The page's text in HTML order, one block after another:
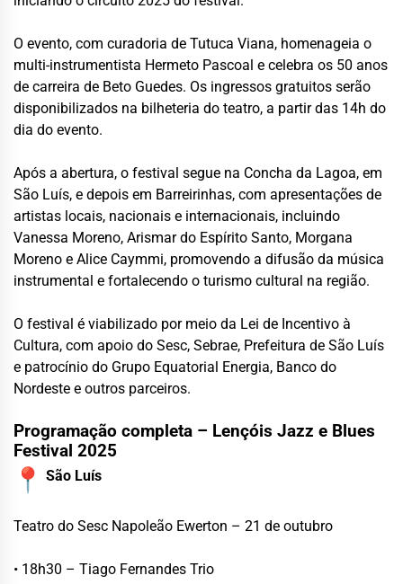
O evento, com curadoria de Tutuca Viana, homenageia o
multi-instrumentista Hermeto Pascoal e celebra os 50 anos
de carreira de Beto Guedes. Os ingressos gratuitos serão
disponibilizados na bilheteria do teatro, a partir das 14h do
dia do evento.
Após a abertura, o festival segue na Concha da Lagoa, em
São Luís, e depois em Barreirinhas, com apresentações de
artistas locais, nacionais e internacionais, incluindo
Vanessa Moreno, Arismar do Espírito Santo, Morgana
Moreno e Alice Caymmi, promovendo a difusão da música
instrumental e fortalecendo o turismo cultural na região.
O festival é viabilizado por meio da Lei de Incentivo à
Cultura, com apoio do Sesc, Sebrae, Prefeitura de São Luís
e patrocínio do Grupo Equatorial Energia, Banco do
Nordeste e outros parceiros.
Programação completa – Lençóis Jazz e Blues
Festival 2025
São Luís
Teatro do Sesc Napoleão Ewerton – 21 de outubro
• 18h30 – Tiago Fernandes Trio